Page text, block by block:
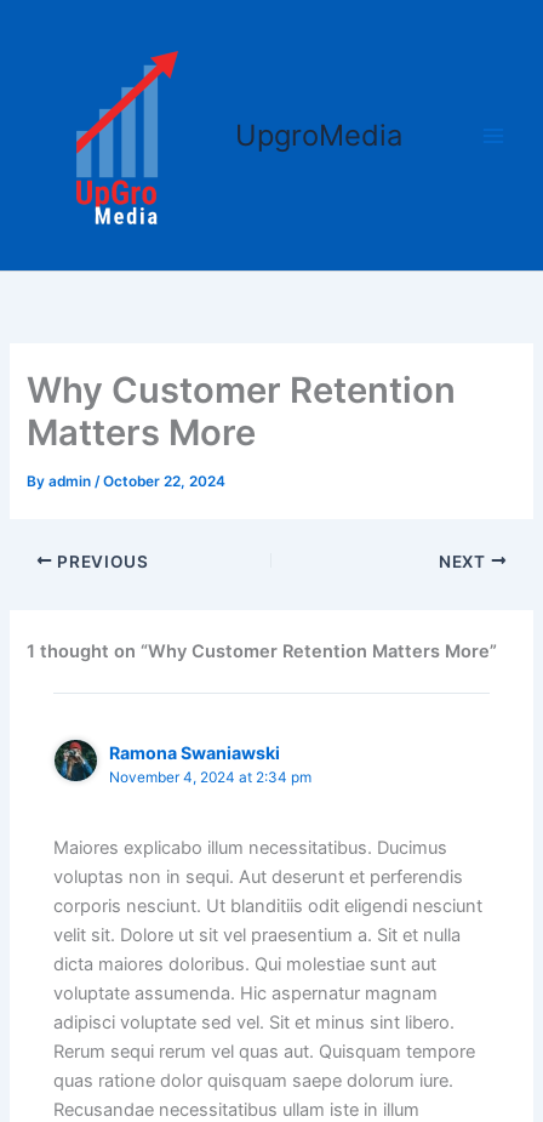
UpgroMedia
Why Customer Retention
Matters More
Byadmin/October 22, 2024
PREVIOUS NEXT
1 thought on “Why Customer Retention Matters More”
Ramona Swaniawski
November 4, 2024 at 2:34 pm
Maiores explicabo illum necessitatibus. Ducimus
voluptas non in sequi. Aut deserunt et perferendis
corporis nesciunt. Ut blanditiis odit eligendi nesciunt
velit sit. Dolore ut sit vel praesentium a. Sit et nulla
dicta maiores doloribus. Qui molestiae sunt aut
voluptate assumenda. Hic aspernatur magnam
adipisci voluptate sed vel. Sit et minus sint libero.
Rerum sequi rerum vel quas aut. Quisquam tempore
quas ratione dolor quisquam saepe dolorum iure.
Recusandae necessitatibus ullam iste in illum